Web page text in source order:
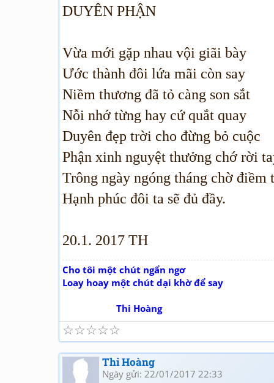
DUYÊN PHẬN
Vừa mới gặp nhau vội giãi bày
Ước thành đôi lứa mãi còn say
Niềm thương đã tỏ càng son sắt
Nỗi nhớ từng hay cứ quắt quay
Duyên đẹp trời cho đừng bỏ cuộc
Phận xinh nguyệt thưởng chớ rời
Trông ngày ngóng tháng chờ điềm
Hạnh phúc đôi ta sẽ đủ đầy.
20.1. 2017 TH
Cho tôi một chút ngẩn ngơ
Loay hoay một chút dại khờ để say
Thi Hoàng
☆
☆
☆
☆
☆
Thi Hoàng
Ngày gửi: 22/01/2017 22:33